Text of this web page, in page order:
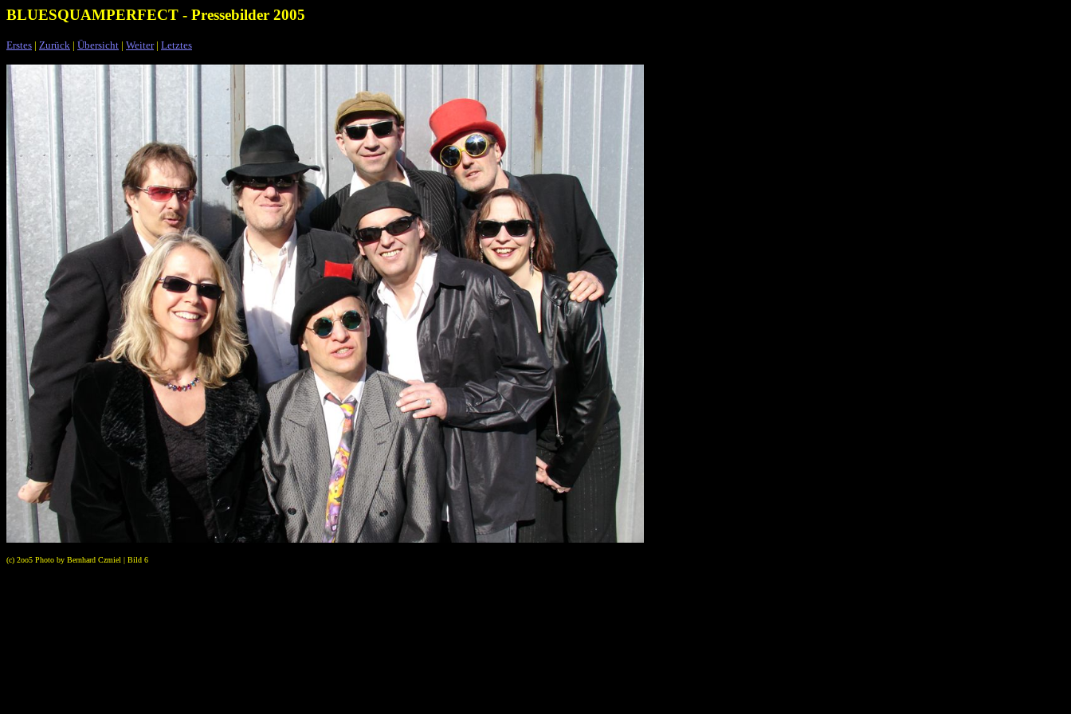
BLUESQUAMPERFECT - Pressebilder 2005
Erstes | Zurück | Übersicht | Weiter| Letztes
(c) 2oo5 Photo by Bernhard Czmiel | Bild 6